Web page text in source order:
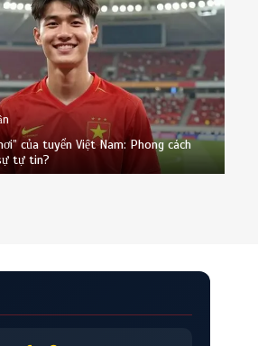
của tuyển Việt Nam: Phong cách
tự tin?